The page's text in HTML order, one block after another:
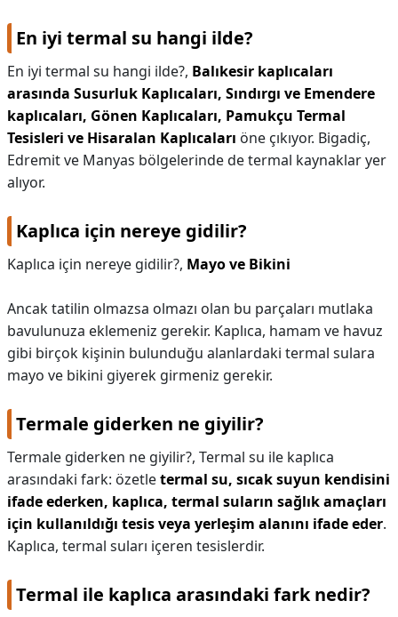
En iyi termal su hangi ilde?
En iyi termal su hangi ilde?, Balıkesir kaplıcaları
arasında Susurluk Kaplıcaları, Sındırgı ve Emendere
kaplıcaları, Gönen Kaplıcaları, Pamukçu Termal
Tesisleri ve Hisaralan Kaplıcaları öne çıkıyor. Bigadiç,
Edremit ve Manyas bölgelerinde de termal kaynaklar yer
alıyor.
Kaplıca için nereye gidilir?
Kaplıca için nereye gidilir?, Mayo ve Bikini
Ancak tatilin olmazsa olmazı olan bu parçaları mutlaka
bavulunuza eklemeniz gerekir. Kaplıca, hamam ve havuz
gibi birçok kişinin bulunduğu alanlardaki termal sulara
mayo ve bikini giyerek girmeniz gerekir.
Termale giderken ne giyilir?
Termale giderken ne giyilir?, Termal su ile kaplıca
arasındaki fark: özetletermal su, sıcak suyun kendisini
ifade ederken, kaplıca, termal suların sağlık amaçları
için kullanıldığı tesis veya yerleşim alanını ifade eder.
Kaplıca, termal suları içeren tesislerdir.
Termal ile kaplıca arasındaki fark nedir?